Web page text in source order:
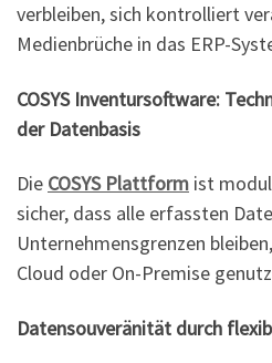
verbleiben, sich kontrolliert
Medienbrüche in das ERP-
COSYS Inventursoftware:
der Datenbasis
Die COSYS Plattform ist
sicher, dass alle erfassten
Unternehmensgrenzen
Cloud oder On-Premise
Datensouveränität durch